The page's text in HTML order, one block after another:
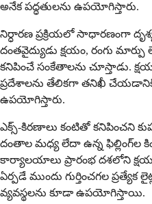
అనేక పద్ధతులను ఉపయోగిస్తారు.
నిర్ధారణ ప్రక్రియలో సాధారణంగా
దంతవైద్యుడు క్షయం, రంగు
కనిపించే సంకేతాలను చూస్తాడు.
ప్రదేశాలను తేలికగా తనిఖీ చేయడానికి
ఉపయోగిస్తారు.
ఎక్స్-కిరణాలు కంటితో కనిపించని
దంతాల మధ్య లేదా ఉన్న ఫిల్లింగ్‌ల
కార్యాలయాలు ప్రారంభ దశలోని
ఏర్పడే ముందు గుర్తించగల
వ్యవస్థలను కూడా ఉపయోగిస్తాయి.